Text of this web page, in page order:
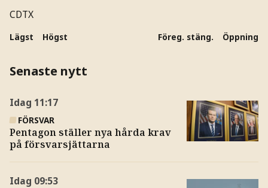
CDTX
Lägst Högst Föreg. stäng. Öppning
Senaste nytt
Idag 11:17
FÖRSVAR
Pentagon ställer nya hårda krav
på försvarsjättarna
Idag 09:53